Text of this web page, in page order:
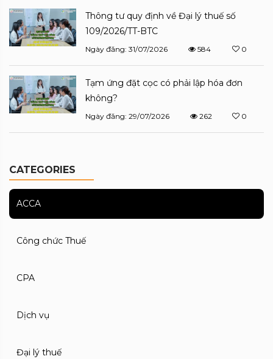
Thông tư quy định về Đại lý thuế số
109/2026/TT-BTC
Ngày đăng: 31/07/2026 584 0
Tạm ứng đặt cọc có phải lập hóa đơn
không?
Ngày đăng: 29/07/2026 262 0
CATEGORIES
ACCA
Công chức Thuế
CPA
Dịch vụ
Đại lý thuế